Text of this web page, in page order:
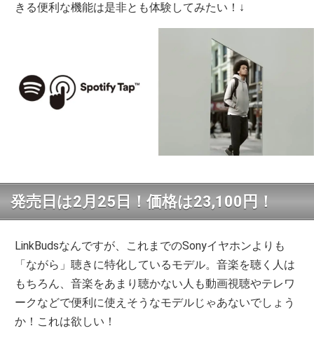
きる便利な機能は是非とも体験してみたい！↓
発売日は2月25日！価格は23,100円！
LinkBudsなんですが、これまでのSonyイヤホンよりも
「ながら」聴きに特化しているモデル。音楽を聴く人は
もちろん、音楽をあまり聴かない人も動画視聴やテレワ
ークなどで便利に使えそうなモデルじゃあないでしょう
か！これは欲しい！